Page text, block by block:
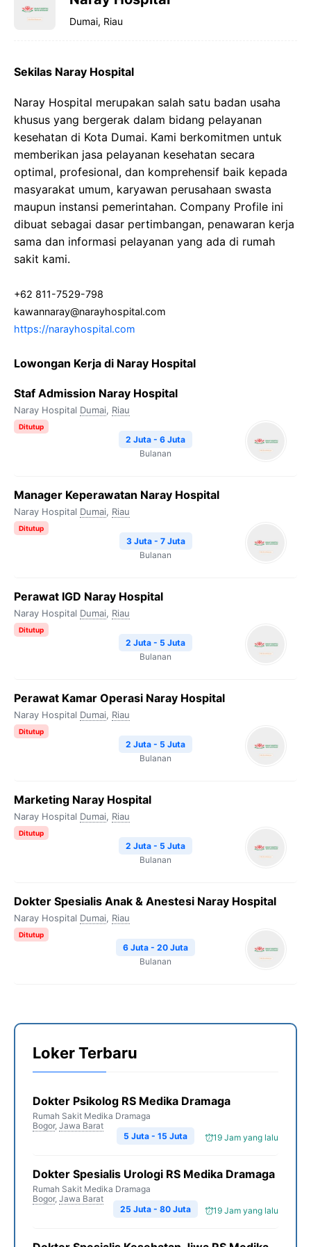
Dumai, Riau
Sekilas Naray Hospital
Naray Hospital merupakan salah satu badan usaha
khusus yang bergerak dalam bidang pelayanan
kesehatan di Kota Dumai. Kami berkomitmen untuk
memberikan jasa pelayanan kesehatan secara
optimal, profesional, dan komprehensif baik kepada
masyarakat umum, karyawan perusahaan swasta
maupun instansi pemerintahan. Company Profile ini
dibuat sebagai dasar pertimbangan, penawaran kerja
sama dan informasi pelayanan yang ada di rumah
sakit kami.
+62 811-7529-798
kawannaray@narayhospital.com
https://narayhospital.com
Lowongan Kerja di Naray Hospital
Staf Admission Naray Hospital
Naray Hospital Dumai, Riau
Ditutup
2 Juta - 6 Juta
Bulanan
Manager Keperawatan Naray Hospital
Naray Hospital Dumai, Riau
Ditutup
3 Juta - 7 Juta
Bulanan
Perawat IGD Naray Hospital
Naray Hospital Dumai, Riau
Ditutup
2 Juta - 5 Juta
Bulanan
Perawat Kamar Operasi Naray Hospital
Naray Hospital Dumai, Riau
Ditutup
2 Juta - 5 Juta
Bulanan
Marketing Naray Hospital
Naray Hospital Dumai, Riau
Ditutup
2 Juta - 5 Juta
Bulanan
Dokter Spesialis Anak & Anestesi Naray Hospital
Naray Hospital Dumai, Riau
Ditutup
6 Juta - 20 Juta
Bulanan
Loker Terbaru
Dokter Psikolog RS Medika Dramaga
Rumah Sakit Medika Dramaga
Bogor, Jawa Barat
19 Jam yang lalu
5 Juta - 15 Juta
Dokter Spesialis Urologi RS Medika Dramaga
Rumah Sakit Medika Dramaga
Bogor, Jawa Barat
19 Jam yang lalu
25 Juta - 80 Juta